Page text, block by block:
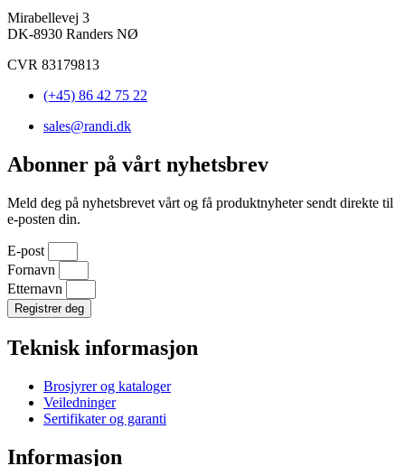
Mirabellevej 3
DK-8930 Randers NØ
CVR 83179813
(+45) 86 42 75 22
sales@randi.dk
Abonner på vårt nyhetsbrev
Meld deg på nyhetsbrevet vårt og få produktnyheter sendt direkte til
e-posten din.
E-post
Fornavn
Etternavn
Registrer deg
Teknisk informasjon
Brosjyrer og kataloger
Veiledninger
Sertifikater og garanti
Informasjon